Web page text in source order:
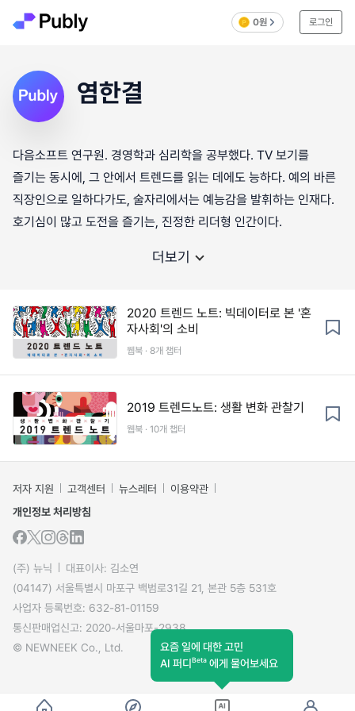
0원 로그인
염한결
다음소프트 연구원. 경영학과 심리학을 공부했다. TV 보기를
즐기는 동시에, 그 안에서 트렌드를 읽는 데에도 능하다. 예의 바른
직장인으로 일하다가도, 술자리에서는 예능감을 발휘하는 인재다.
호기심이 많고 도전을 즐기는, 진정한 리더형 인간이다.
더보기
2020 트렌드 노트: 빅데이터로 본 '혼
자사회'의 소비
웹북 · 8개 챕터
2019 트렌드노트: 생활 변화 관찰기
웹북 · 10개 챕터
저자 지원 고객센터 뉴스레터
이용약관
개인정보 처리방침
(주) 뉴닉
대표이사: 김소연
(04147) 서울특별시 마포구 백범로31길 21, 본관 5층 531호
사업자 등록번호: 632-81-01159
통신판매업신고: 2020-서울마포-2938
© NEWNEEK Co., Ltd.
요즘 일에 대한 고민
AI 퍼디Beta 에게 물어보세요